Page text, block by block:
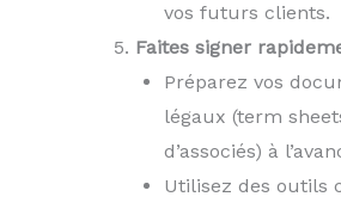
vos futurs clients.
Faites signer
Préparez vos
légaux (term
d’associés) à
Utilisez des outils